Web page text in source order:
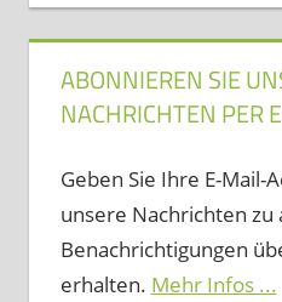
ABONNIEREN SIE
NACHRICHTEN PER
Geben Sie Ihre E-Mail-
unsere Nachrichten
Benachrichtigungen
erhalten. Mehr Infos ...